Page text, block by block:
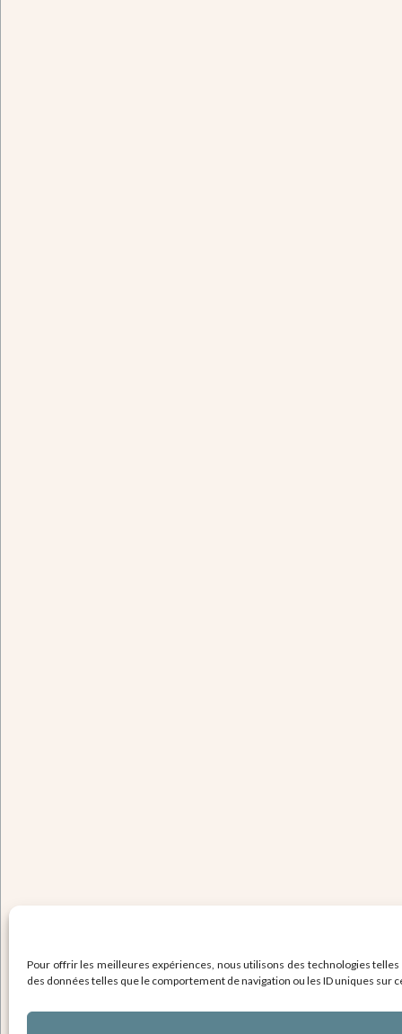
Pour offrir les meilleures expériences, nous utilisons des technologies
des données telles que le comportement de navigation ou les ID uniques